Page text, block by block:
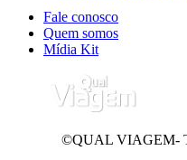
Fale conosco
Quem somos
Mídia Kit
©QUAL VIAGEM-